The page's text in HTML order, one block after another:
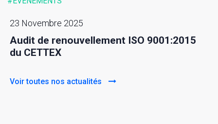
23 Novembre 2025
Audit de renouvellement ISO 9001:2015
du CETTEX
Voir toutes nos actualités